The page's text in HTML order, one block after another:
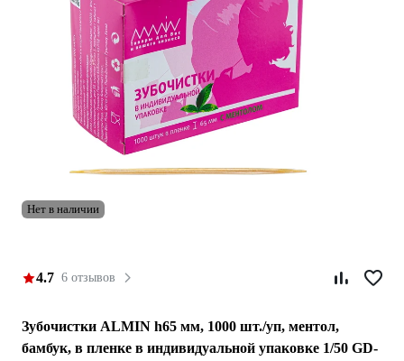
Нет в наличии
4.7 6 отзывов
Зубочистки ALMIN h65 мм, 1000 шт./уп, ментол,
бамбук, в пленке в индивидуальной упаковке 1/50 GD-